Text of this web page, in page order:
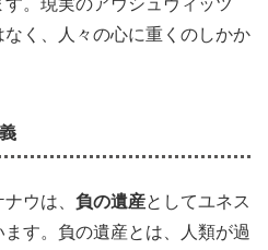
く、人々の心に重くのしかか
ウは、 負の遺産としてユネス
す。負の遺産とは、人類が過